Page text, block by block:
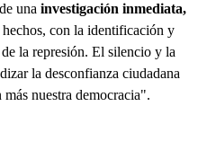
una investigación inmediata,
hechos, con la identificación y
la represión. El silencio y la
la desconfianza ciudadana
nuestra democracia".